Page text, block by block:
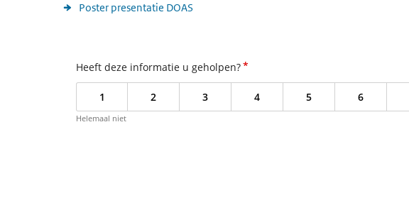
Poster presentatie DOAS
Heeft deze informatie u geholpen?*
1 2 3 4 5 6
Helemaal niet